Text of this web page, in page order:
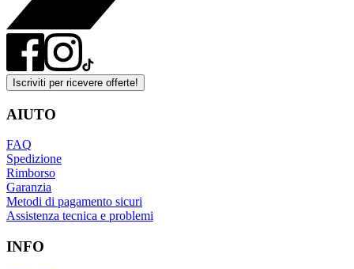
Iscriviti per ricevere offerte!
AIUTO
FAQ
Spedizione
Rimborso
Garanzia
Metodi di pagamento sicuri
Assistenza tecnica e problemi
INFO